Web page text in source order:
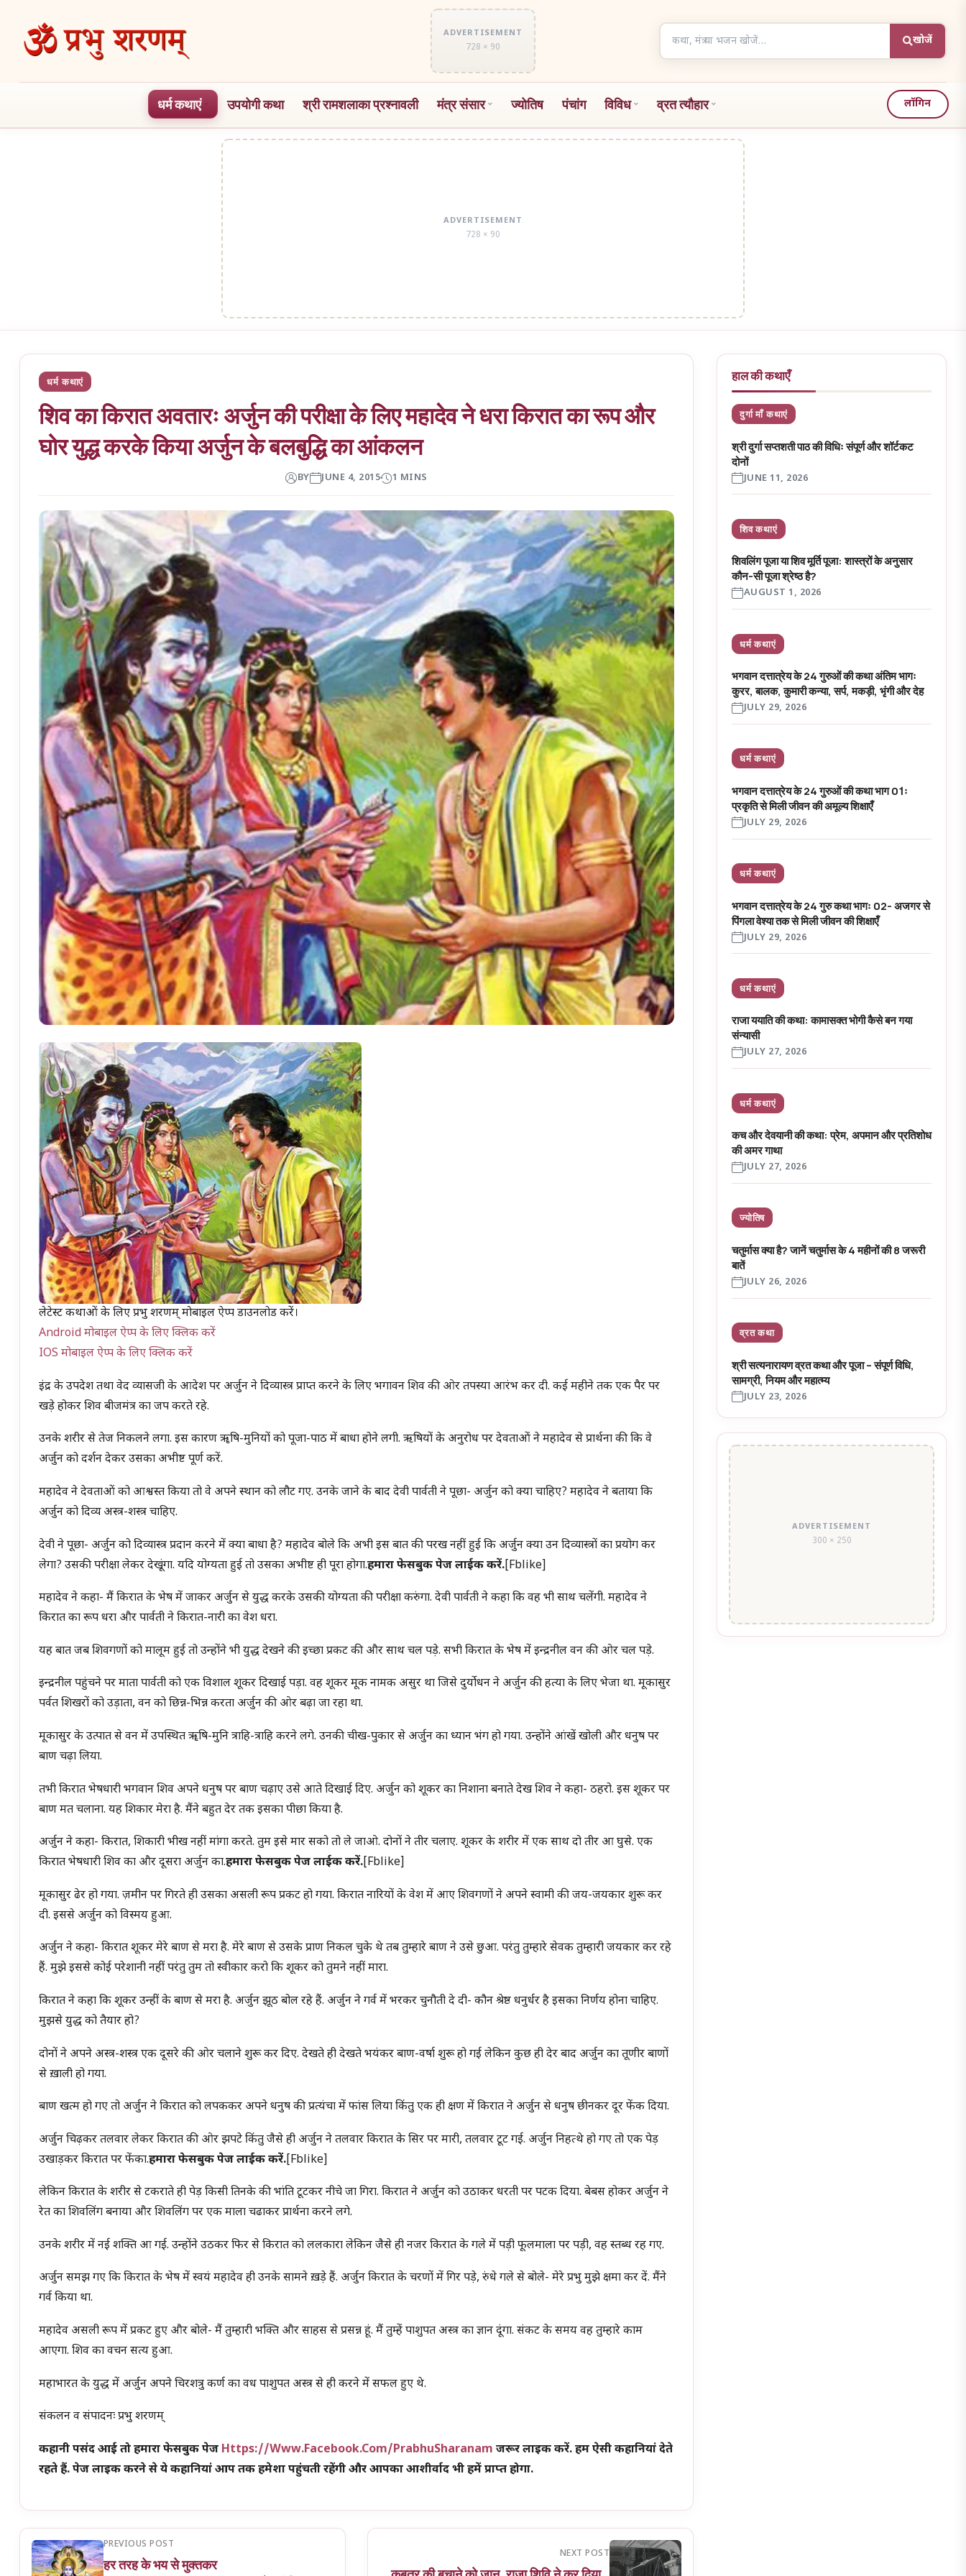
ADVERTISEMENT
728 × 90
articles
खोजें
धर्म कथाएं उपयोगी कथा श्री रामशलाका प्रश्नावली मंत्र संसार ज्योतिष पंचांग विविध व्रत त्यौहार लॉगिन
ADVERTISEMENT
728 × 90
धर्म कथाएं
शिव का किरात अवतारः अर्जुन की परीक्षा के लिए महादेव ने धरा किरात का रूप और
घोर युद्ध करके किया अर्जुन के बलबुद्धि का आंकलन
BY JUNE 4, 2015 1 MINS
लेटेस्ट कथाओं के लिए प्रभु शरणम् मोबाइल ऐप्प डाउनलोड करें।
Android मोबाइल ऐप्प के लिए क्लिक करें
IOS मोबाइल ऐप्प के लिए क्लिक करें
इंद्र के उपदेश तथा वेद व्यासजी के आदेश पर अर्जुन ने दिव्यास्त्र प्राप्त करने के लिए भगावन शिव की ओर तपस्या आरंभ कर दी. कई महीने तक एक पैर पर
खड़े होकर शिव बीजमंत्र का जप करते रहे.
उनके शरीर से तेज निकलने लगा. इस कारण ॠषि-मुनियों को पूजा-पाठ में बाधा होने लगी. ऋषियों के अनुरोध पर देवताओं ने महादेव से प्रार्थना की कि वे
अर्जुन को दर्शन देकर उसका अभीष्ट पूर्ण करें.
महादेव ने देवताओं को आश्वस्त किया तो वे अपने स्थान को लौट गए. उनके जाने के बाद देवी पार्वती ने पूछा- अर्जुन को क्या चाहिए? महादेव ने बताया कि
अर्जुन को दिव्य अस्त्र-शस्त्र चाहिए.
देवी ने पूछा- अर्जुन को दिव्यास्त्र प्रदान करने में क्या बाधा है? महादेव बोले कि अभी इस बात की परख नहीं हुई कि अर्जुन क्या उन दिव्यास्त्रों का प्रयोग कर
लेगा? उसकी परीक्षा लेकर देखूंगा. यदि योग्यता हुई तो उसका अभीष्ट ही पूरा होगा.हमारा फेसबुक पेज लाईक करें.[fblike]
महादेव ने कहा- मैं किरात के भेष में जाकर अर्जुन से युद्ध करके उसकी योग्यता की परीक्षा करुंगा. देवी पार्वती ने कहा कि वह भी साथ चलेंगी. महादेव ने
किरात का रूप धरा और पार्वती ने किरात-नारी का वेश धरा.
यह बात जब शिवगणों को मालूम हुई तो उन्होंने भी युद्ध देखने की इच्छा प्रकट की और साथ चल पड़े. सभी किरात के भेष में इन्द्रनील वन की ओर चल पड़े.
इन्द्रनील पहुंचने पर माता पार्वती को एक विशाल शूकर दिखाई पड़ा. वह शूकर मूक नामक असुर था जिसे दुर्योधन ने अर्जुन की हत्या के लिए भेजा था. मूकासुर
पर्वत शिखरों को उड़ाता, वन को छिन्न-भिन्न करता अर्जुन की ओर बढ़ा जा रहा था.
मूकासुर के उत्पात से वन में उपस्थित ॠषि-मुनि त्राहि-त्राहि करने लगे. उनकी चीख-पुकार से अर्जुन का ध्यान भंग हो गया. उन्होंने आंखें खोली और धनुष पर
बाण चढ़ा लिया.
तभी किरात भेषधारी भगवान शिव अपने धनुष पर बाण चढ़ाए उसे आते दिखाई दिए. अर्जुन को शूकर का निशाना बनाते देख शिव ने कहा- ठहरो. इस शूकर पर
बाण मत चलाना. यह शिकार मेरा है. मैंने बहुत देर तक इसका पीछा किया है.
अर्जुन ने कहा- किरात, शिकारी भीख नहीं मांगा करते. तुम इसे मार सको तो ले जाओ. दोनों ने तीर चलाए. शूकर के शरीर में एक साथ दो तीर आ घुसे. एक
किरात भेषधारी शिव का और दूसरा अर्जुन का.हमारा फेसबुक पेज लाईक करें. [fblike]
मूकासुर ढेर हो गया. ज़मीन पर गिरते ही उसका असली रूप प्रकट हो गया. किरात नारियों के वेश में आए शिवगणों ने अपने स्वामी की जय-जयकार शुरू कर
दी. इससे अर्जुन को विस्मय हुआ.
अर्जुन ने कहा- किरात शूकर मेरे बाण से मरा है. मेरे बाण से उसके प्राण निकल चुके थे तब तुम्हारे बाण ने उसे छुआ. परंतु तुम्हारे सेवक तुम्हारी जयकार कर रहे
हैं. मुझे इससे कोई परेशानी नहीं परंतु तुम तो स्वीकार करो कि शूकर को तुमने नहीं मारा.
किरात ने कहा कि शूकर उन्हीं के बाण से मरा है. अर्जुन झूठ बोल रहे हैं. अर्जुन ने गर्व में भरकर चुनौती दे दी- कौन श्रेष्ठ धनुर्धर है इसका निर्णय होना चाहिए.
मुझसे युद्ध को तैयार हो?
दोनों ने अपने अस्त्र-शस्त्र एक दूसरे की ओर चलाने शुरू कर दिए. देखते ही देखते भयंकर बाण-वर्षा शुरू हो गई लेकिन कुछ ही देर बाद अर्जुन का तूणीर बाणों
से ख़ाली हो गया.
बाण खत्म हो गए तो अर्जुन ने किरात को लपककर अपने धनुष की प्रत्यंचा में फांस लिया किंतु एक ही क्षण में किरात ने अर्जुन से धनुष छीनकर दूर फेंक दिया.
अर्जुन चिढ़कर तलवार लेकर किरात की ओर झपटे किंतु जैसे ही अर्जुन ने तलवार किरात के सिर पर मारी, तलवार टूट गई. अर्जुन निहत्थे हो गए तो एक पेड़
उखाड़कर किरात पर फेंका.हमारा फेसबुक पेज लाईक करें.[fblike]
लेकिन किरात के शरीर से टकराते ही पेड़ किसी तिनके की भांति टूटकर नीचे जा गिरा. किरात ने अर्जुन को उठाकर धरती पर पटक दिया. बेबस होकर अर्जुन ने
रेत का शिवलिंग बनाया और शिवलिंग पर एक माला चढाकर प्रार्थना करने लगे.
उनके शरीर में नई शक्ति आ गई. उन्होंने उठकर फिर से किरात को ललकारा लेकिन जैसे ही नजर किरात के गले में पड़ी फूलमाला पर पड़ी, वह स्तब्ध रह गए.
अर्जुन समझ गए कि किरात के भेष में स्वयं महादेव ही उनके सामने ख़ड़े हैं. अर्जुन किरात के चरणों में गिर पड़े, रुंधे गले से बोले- मेरे प्रभु मुझे क्षमा कर दें. मैंने
गर्व किया था.
महादेव असली रूप में प्रकट हुए और बोले- मैं तुम्हारी भक्ति और साहस से प्रसन्न हूं. मैं तुम्हें पाशुपत अस्त्र का ज्ञान दूंगा. संकट के समय वह तुम्हारे काम
आएगा. शिव का वचन सत्य हुआ.
महाभारत के युद्ध में अर्जुन अपने चिरशत्रु कर्ण का वध पाशुपत अस्त्र से ही करने में सफल हुए थे.
संकलन व संपादनः प्रभु शरणम्
कहानी पसंद आई तो हमारा फेसबुक पेज Https://www.facebook.com/PrabhuSharanam जरूर लाइक करें. हम ऐसी कहानियां देते
रहते हैं. पेज लाइक करने से ये कहानियां आप तक हमेशा पहुंचती रहेंगी और आपका आशीर्वाद भी हमें प्राप्त होगा.
PREVIOUS POST
हर तरह के भय से मुक्तकर
NEXT POST
हाल की कथाएँ
दुर्गा माँ कथाएं
श्री दुर्गा सप्तशती पाठ की विधिः संपूर्ण और शॉर्टकट
दोनों
JUNE 11, 2026
शिव कथाएं
शिवलिंग पूजा या शिव मूर्ति पूजा: शास्त्रों के अनुसार
कौन-सी पूजा श्रेष्ठ है?
AUGUST 1, 2026
धर्म कथाएं
भगवान दत्तात्रेय के 24 गुरुओं की कथा अंतिम भागः
कुरर, बालक, कुमारी कन्या, सर्प, मकड़ी, भृंगी और देह
JULY 29, 2026
धर्म कथाएं
भगवान दत्तात्रेय के 24 गुरुओं की कथा भाग 01ः
प्रकृति से मिली जीवन की अमूल्य शिक्षाएँ
JULY 29, 2026
धर्म कथाएं
भगवान दत्तात्रेय के 24 गुरु कथा भागः 02- अजगर से
पिंगला वेश्या तक से मिली जीवन की शिक्षाएँ
JULY 29, 2026
धर्म कथाएं
राजा ययाति की कथा: कामासक्त भोगी कैसे बन गया
संन्यासी
JULY 27, 2026
धर्म कथाएं
कच और देवयानी की कथा: प्रेम, अपमान और प्रतिशोध
की अमर गाथा
JULY 27, 2026
ज्योतिष
चतुर्मास क्या है? जानें चतुर्मास के 4 महीनों की 8 जरूरी
बातें
JULY 26, 2026
व्रत कथा
श्री सत्यनारायण व्रत कथा और पूजा – संपूर्ण विधि,
सामग्री, नियम और महात्म्य
JULY 23, 2026
ADVERTISEMENT
300 × 250